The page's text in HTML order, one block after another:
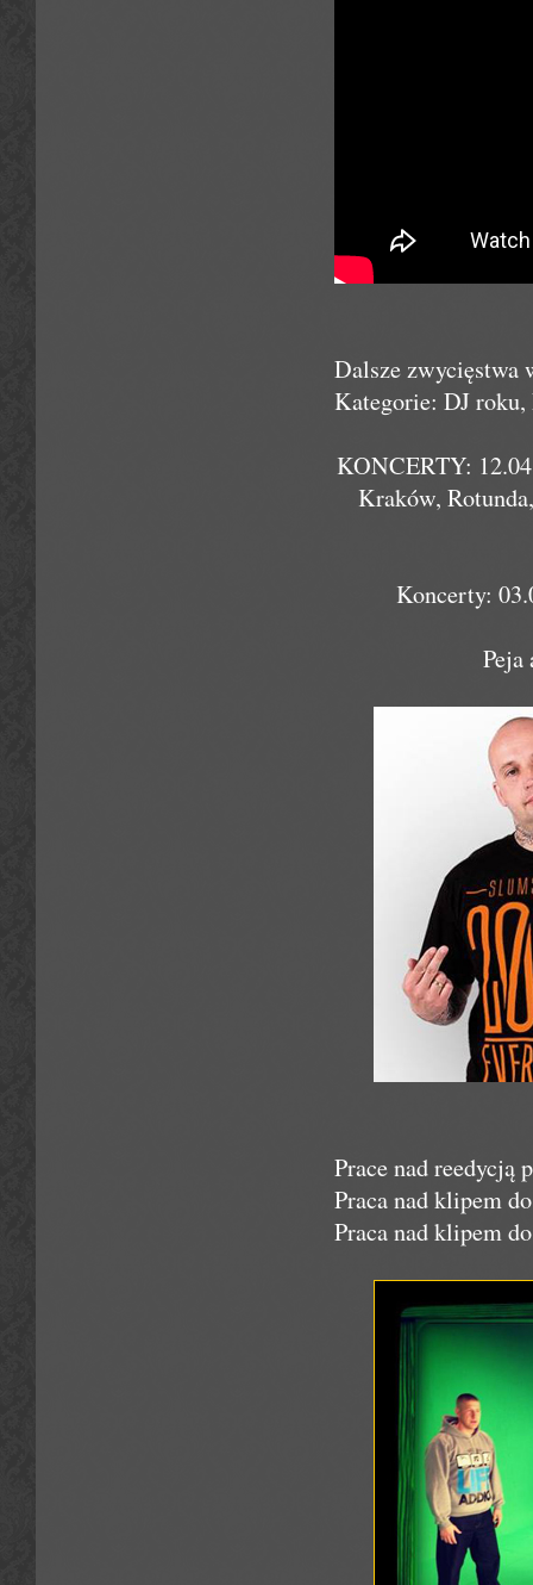
Dalsze zwycięstwa
Kategorie: DJ
KONCERTY:
Kraków,
Koncerty:
Peja
Prace nad reedycją
Praca nad klipem
Praca nad klipem